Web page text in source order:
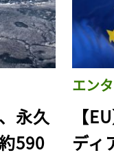
永久
590
エン
【
ディ